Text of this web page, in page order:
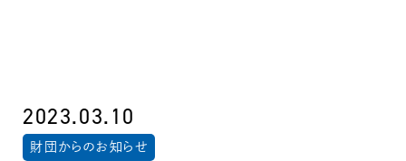
2023.03.10
財団からのお知らせ